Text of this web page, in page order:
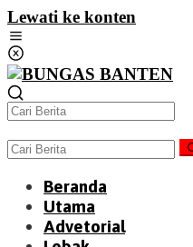
Lewati ke konten
Beranda
Utama
Advetorial